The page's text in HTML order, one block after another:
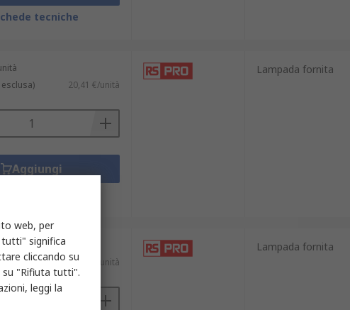
tecniche
esclusa) 20,41 €/unità
Aggiungi
Lampada fornita
esclusa) 228,29 €/unità
Lampada fornita
web, per
tutti" significa
cliccando su
su "Rifiuta tutti".
leggi la